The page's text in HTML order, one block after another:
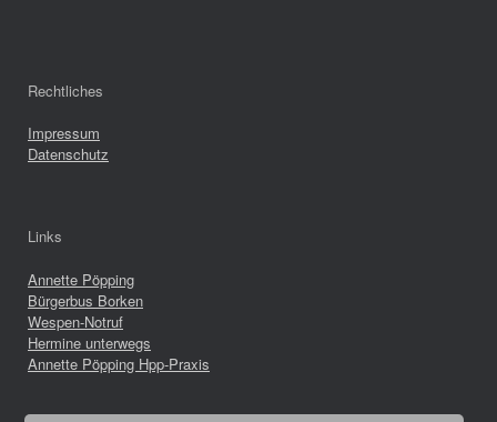
Rechtliches
Impressum
Datenschutz
Links
Annette Pöpping
Bürgerbus Borken
Wespen-Notruf
Hermine unterwegs
Annette Pöpping Hpp-Praxis